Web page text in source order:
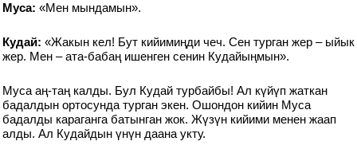
Муса: «Мен мындамын».
Кудай: «Жакын кел! Бут кийимиңди чеч. Сен турган жер – ыйык
жер. Мен – ата-бабаң ишенген сенин Кудайыңмын».
Муса аң-таң калды. Бул Кудай турбайбы! Ал күйүп жаткан
бадалдын ортосунда турган экен. Ошондон кийин Муса
бадалды караганга батынган жок. Жүзүн кийими менен жаап
алды. Ал Кудайдын үнүн даана укту.